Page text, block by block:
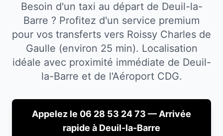
Besoin d'un taxi au départ de Deuil-la-
Barre ? Profitez d'un service premium
pour vos transferts vers Roissy Charles de
Gaulle (environ 25 min). Localisation
idéale avec proximité immédiate de Deuil-
la-Barre et de l'Aéroport CDG.
Appelez le 06 28 53 24 73 — Arrivée
rapide à Deuil-la-Barre